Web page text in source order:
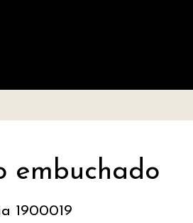
embuchado
1900019